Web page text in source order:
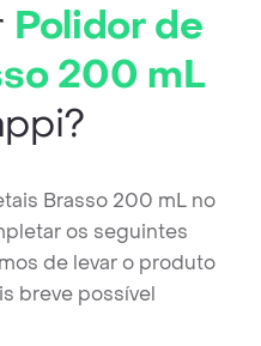
Polidor de
200 mL
Brasso 200 mL no
os seguintes
de levar o produto
breve possível